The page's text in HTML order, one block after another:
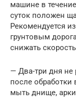
машине в
суток положен
Рекомендуется
грунтовым
снижать
— Два-три дня не
после обработки
мыть днище,